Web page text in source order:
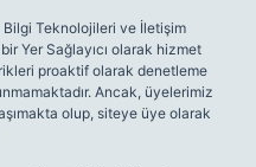
Bilgi Teknolojileri ve İletişim
Yer Sağlayıcı olarak hizmet
proaktif olarak denetleme
Ancak, üyelerimiz
olup, siteye üye olarak